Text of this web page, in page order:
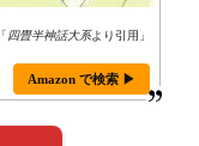
「四畳半神話大系より引用」
Amazon で検索 ▶